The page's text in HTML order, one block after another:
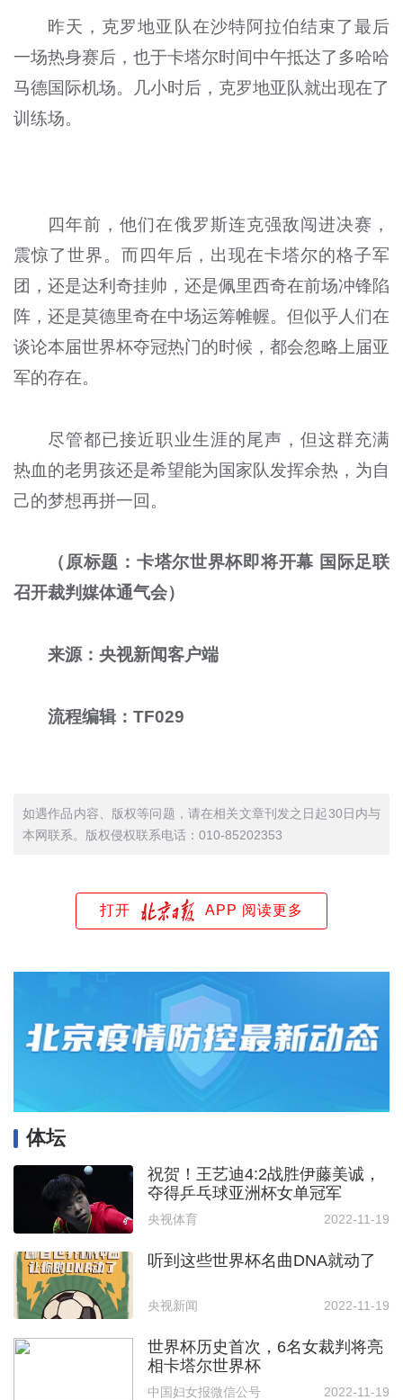
昨天，克罗地亚队在沙特阿拉伯结束了最后
一场热身赛后，也于卡塔尔时间中午抵达了多哈哈
马德国际机场。几小时后，克罗地亚队就出现在了
训练场。
四年前，他们在俄罗斯连克强敌闯进决赛，
震惊了世界。而四年后，出现在卡塔尔的格子军
团，还是达利奇挂帅，还是佩里西奇在前场冲锋陷
阵，还是莫德里奇在中场运筹帷幄。但似乎人们在
谈论本届世界杯夺冠热门的时候，都会忽略上届亚
军的存在。
尽管都已接近职业生涯的尾声，但这群充满
热血的老男孩还是希望能为国家队发挥余热，为自
己的梦想再拼一回。
（原标题：卡塔尔世界杯即将开幕 国际足联
召开裁判媒体通气会）
来源：央视新闻客户端
流程编辑：TF029
如遇作品内容、版权等问题，请在相关文章刊发之日起30日内与
本网联系。版权侵权联系电话：010-85202353
打开 APP 阅读更多
体坛
祝贺！王艺迪4:2战胜伊藤美诚，
夺得乒乓球亚洲杯女单冠军
央视体育 2022-11-19
听到这些世界杯名曲DNA就动了
央视新闻 2022-11-19
世界杯历史首次，6名女裁判将亮
相卡塔尔世界杯
中国妇女报微信公号 2022-11-19